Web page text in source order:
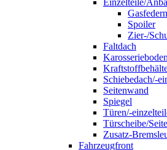
Einzelteile/
Gasfedern
Spoiler
Zier-/
Faltdach
Schiebedach/-
Seitenwand
Spiegel
Türen/-
Türscheibe/
Zusatz-
Fahrzeugfront